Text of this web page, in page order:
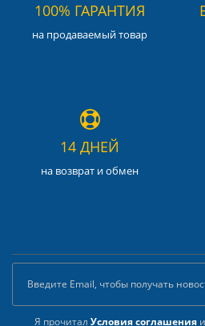
100% ГАРАНТИЯ
на продаваемый товар
14 ДНЕЙ
на возврат и обмен
Я прочитал Условия соглашенияи